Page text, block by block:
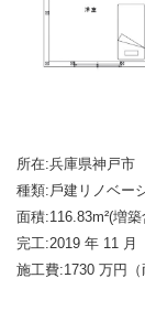
所在:兵庫県神戸市
種類:戶建リノベー
面積:116.83m²(増
完工:2019 年 11 月
施工費:1730 万円（